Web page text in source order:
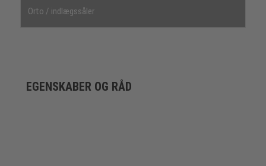
Orto / indlægssåler
EGENSKABER OG RÅD